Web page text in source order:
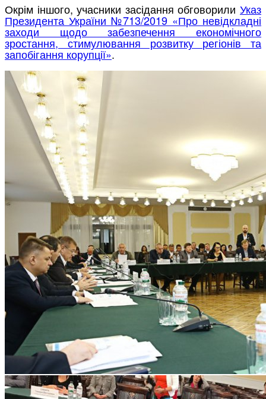
Окрім іншого, учасники засідання обговорили Указ
Президента України №713/2019 «Про невідкладні
заходи щодо забезпечення економічного
зростання, стимулювання розвитку регіонів та
запобігання корупції».